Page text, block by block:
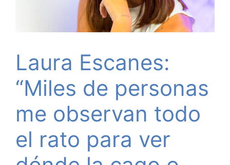
Laura Escanes:
“Miles de personas
me observan todo
el rato para ver